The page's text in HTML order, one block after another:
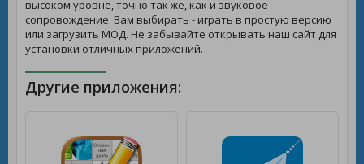
высоком уровне, точно так же, как и звуковое
сопровождение. Вам выбирать - играть в простую версию
или загрузить МОД. Не забывайте открывать наш сайт для
установки отличных приложений.
Другие приложения: